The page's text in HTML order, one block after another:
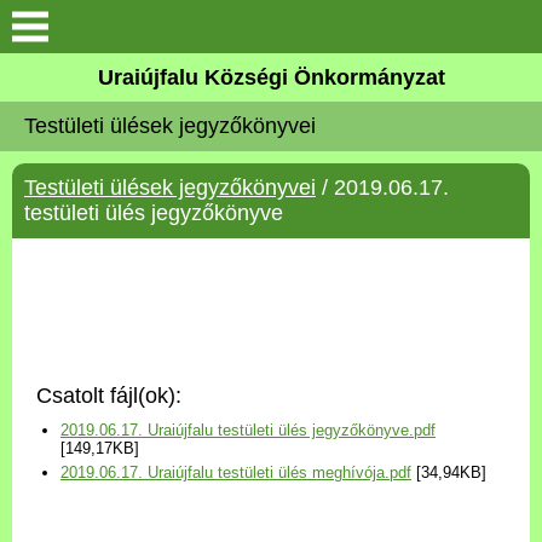
Köszöntő
Elérhetőségek
Uraiújfalu
Választási információk
Versenyképes Járások
Uraiújfalu Községi Önkormányzat
Testületi ülések jegyzőkönyvei
Testületi ülések jegyzőkönyvei / 2019.06.17.
testületi ülés jegyzőkönyve
Csatolt fájl(ok):
2019.06.17. Uraiújfalu testületi ülés jegyzőkönyve.pdf
[149,17KB]
2019.06.17. Uraiújfalu testületi ülés meghívója.pdf [34,94KB]